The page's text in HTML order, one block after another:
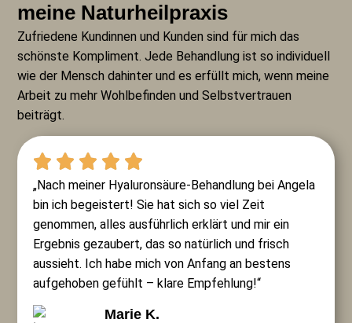
meine Naturheilpraxis
Zufriedene Kundinnen und Kunden sind für mich das
schönste Kompliment. Jede Behandlung ist so individuell
wie der Mensch dahinter und es erfüllt mich, wenn meine
Arbeit zu mehr Wohlbefinden und Selbstvertrauen
beiträgt.
„Nach meiner Hyaluronsäure-Behandlung bei Angela
bin ich begeistert! Sie hat sich so viel Zeit
genommen, alles ausführlich erklärt und mir ein
Ergebnis gezaubert, das so natürlich und frisch
aussieht. Ich habe mich von Anfang an bestens
aufgehoben gefühlt – klare Empfehlung!“
Marie K.